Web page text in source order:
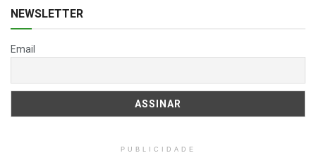
NEWSLETTER
Email
PUBLICIDADE